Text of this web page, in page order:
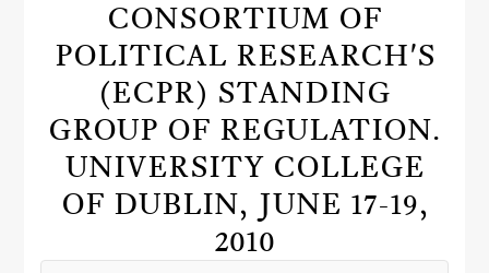
CONSORTIUM OF
POLITICAL RESEARCH'S
(ECPR) STANDING
GROUP OF REGULATION.
UNIVERSITY COLLEGE
OF DUBLIN, JUNE 17-19,
2010